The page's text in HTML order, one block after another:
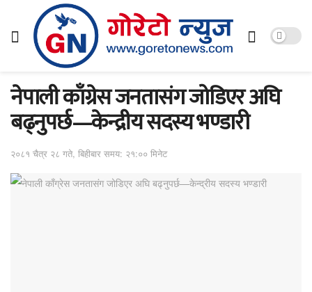
नेपाली काँग्रेस जनतासंग जोडिएर अघि
बढ्नुपर्छ—केन्द्रीय सदस्य भण्डारी
२०८१ चैत्र २८ गते, बिहीबार समय: २१:०० मिनेट